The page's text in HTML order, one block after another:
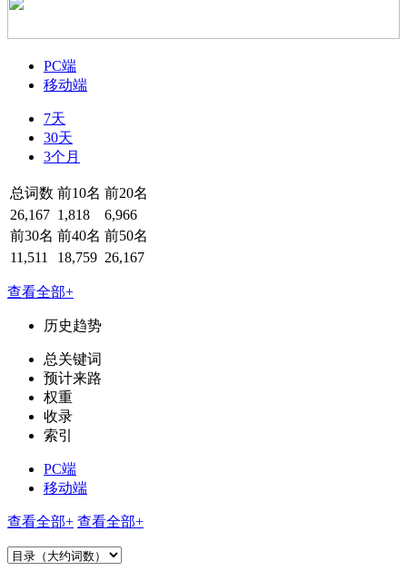
PC端
移动端
7天
30天
3个月
总词数 前10名 前20名
26,167 1,818
6,966
前30名 前40名 前50名
11,511
18,759 26,167
查看全部+
历史趋势
总关键词
预计来路
权重
收录
索引
PC端
移动端
查看全部+ 查看全部+